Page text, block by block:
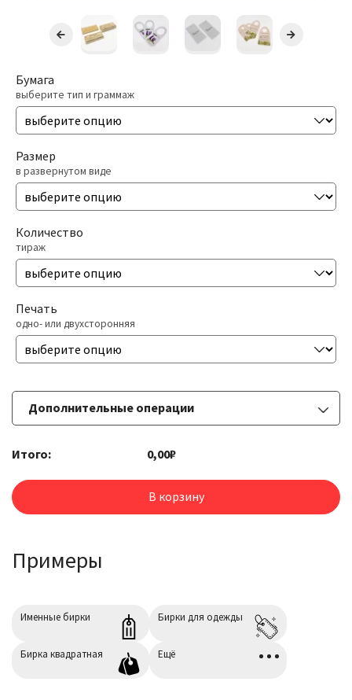
Бумага
выберите тип и граммаж
Размер
в развернутом виде
Количество
тираж
Печать
одно- или двухсторонняя
Дополнительные операции
Ламинация
Итого: 0,00₽
В корзину
Примеры
Именные бирки Бирки для одежды
Бирка квадратная Ещё